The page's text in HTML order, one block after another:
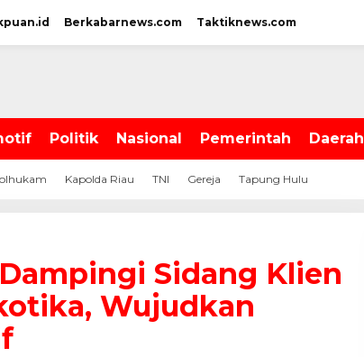
Berkabarnews.com Taktiknews.com
Politik Nasional Pemerintah Daerah
Kapolda Riau TNI Gereja Tapung Hulu
Sidang Klien
Wujudkan